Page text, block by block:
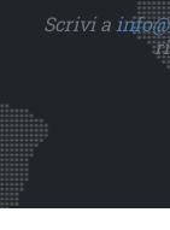
Scrivi a